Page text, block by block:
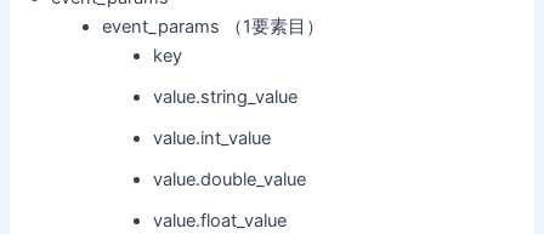
event_params （1要素目）
key
value.string_value
value.int_value
value.double_value
value.float_value